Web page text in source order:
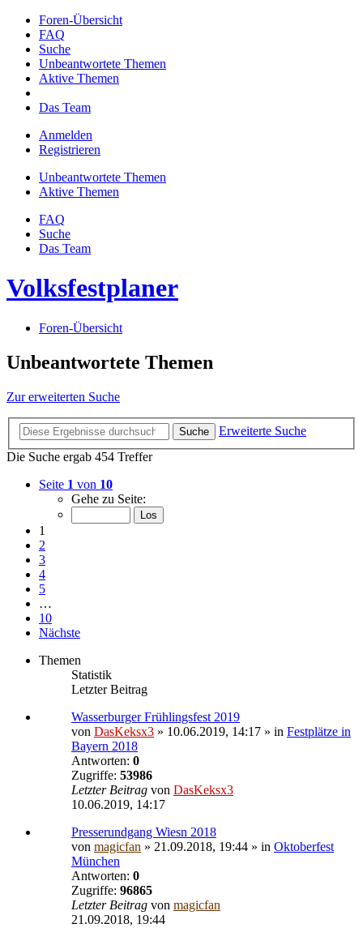
Foren-Übersicht
FAQ
Suche
Unbeantwortete Themen
Aktive Themen
Das Team
Anmelden
Registrieren
Unbeantwortete Themen
Aktive Themen
FAQ
Suche
Das Team
Volksfestplaner
Foren-Übersicht
Unbeantwortete Themen
Zur erweiterten Suche
Suche
Erweiterte Suche
Die Suche ergab 454 Treffer
Seite 1 von 10
Gehe zu Seite:
1
2
3
4
5
…
10
Nächste
Themen
Statistik
Letzter Beitrag
Wasserburger Frühlingsfest 2019
von DasKeksx3 » 10.06.2019, 14:17 » in Festplätze in
Bayern 2018
Antworten: 0
Zugriffe: 53986
Letzter Beitrag von DasKeksx3
10.06.2019, 14:17
Presserundgang Wiesn 2018
von magicfan » 21.09.2018, 19:44 » in Oktoberfest
München
Antworten: 0
Zugriffe: 96865
Letzter Beitrag von magicfan
21.09.2018, 19:44